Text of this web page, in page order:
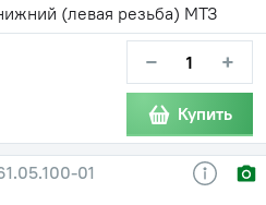
(левая резьба) МТЗ
− +
Купить
01